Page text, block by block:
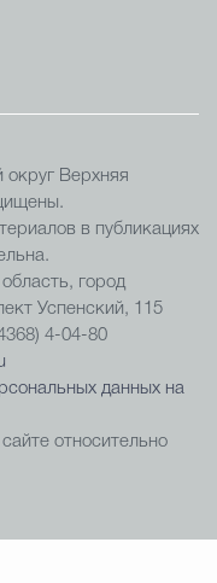
округ Верхняя
в публикациях
город
Успенский, 115
4-04-80
данных на
относительно